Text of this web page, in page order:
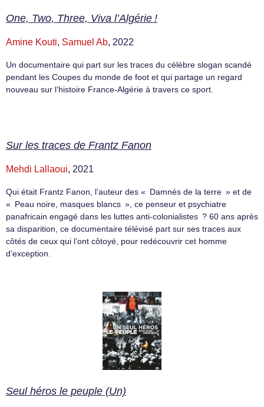
One, Two, Three, Viva l’Algérie !
Amine Kouti, Samuel Ab, 2022
Un documentaire qui part sur les traces du célèbre slogan scandé
pendant les Coupes du monde de foot et qui partage un regard
nouveau sur l’histoire France-Algérie à travers ce sport.
Sur les traces de Frantz Fanon
Mehdi Lallaoui, 2021
Qui était Frantz Fanon, l’auteur des « Damnés de la terre » et de
« Peau noire, masques blancs », ce penseur et psychiatre
panafricain engagé dans les luttes anti-colonialistes ? 60 ans après
sa disparition, ce documentaire télévisé part sur ses traces aux
côtés de ceux qui l’ont côtoyé, pour redécouvrir cet homme
d’exception.
Seul héros le peuple (Un)